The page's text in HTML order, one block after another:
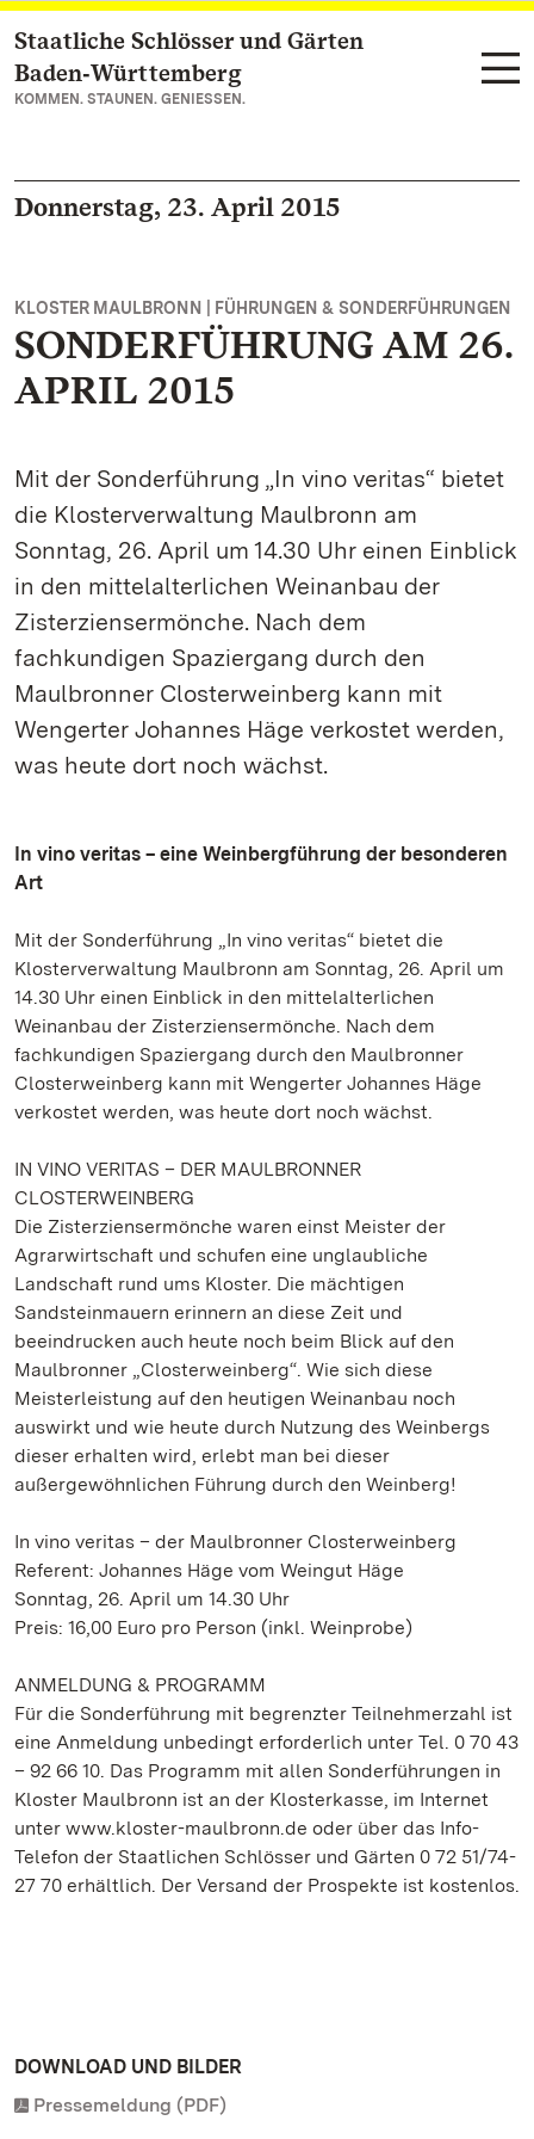
Zum Hauptinhalt springen
Staatliche Schlösser und Gärten
Baden‑Württemberg
KOMMEN. STAUNEN. GENIESSEN.
Donnerstag, 23. April 2015
KLOSTER MAULBRONN | FÜHRUNGEN & SONDERFÜHRUNGEN
SONDERFÜHRUNG AM 26.
APRIL 2015
Mit der Sonderführung „In vino veritas“ bietet
die Klosterverwaltung Maulbronn am
Sonntag, 26. April um 14.30 Uhr einen Einblick
in den mittelalterlichen Weinanbau der
Zisterziensermönche. Nach dem
fachkundigen Spaziergang durch den
Maulbronner Closterweinberg kann mit
Wengerter Johannes Häge verkostet werden,
was heute dort noch wächst.
In vino veritas – eine Weinbergführung der besonderen
Art
Mit der Sonderführung „In vino veritas“ bietet die
Klosterverwaltung Maulbronn am Sonntag, 26. April um
14.30 Uhr einen Einblick in den mittelalterlichen
Weinanbau der Zisterziensermönche. Nach dem
fachkundigen Spaziergang durch den Maulbronner
Closterweinberg kann mit Wengerter Johannes Häge
verkostet werden, was heute dort noch wächst.
IN VINO VERITAS – DER MAULBRONNER
CLOSTERWEINBERG
Die Zisterziensermönche waren einst Meister der
Agrarwirtschaft und schufen eine unglaubliche
Landschaft rund ums Kloster. Die mächtigen
Sandsteinmauern erinnern an diese Zeit und
beeindrucken auch heute noch beim Blick auf den
Maulbronner „Closterweinberg“. Wie sich diese
Meisterleistung auf den heutigen Weinanbau noch
auswirkt und wie heute durch Nutzung des Weinbergs
dieser erhalten wird, erlebt man bei dieser
außergewöhnlichen Führung durch den Weinberg!
In vino veritas – der Maulbronner Closterweinberg
Referent: Johannes Häge vom Weingut Häge
Sonntag, 26. April um 14.30 Uhr
Preis: 16,00 Euro pro Person (inkl. Weinprobe)
ANMELDUNG & PROGRAMM
Für die Sonderführung mit begrenzter Teilnehmerzahl ist
eine Anmeldung unbedingt erforderlich unter Tel. 0 70 43
– 92 66 10. Das Programm mit allen Sonderführungen in
Kloster Maulbronn ist an der Klosterkasse, im Internet
unter www.kloster-maulbronn.de oder über das Info-
Telefon der Staatlichen Schlösser und Gärten 0 72 51/74-
27 70 erhältlich. Der Versand der Prospekte ist kostenlos.
DOWNLOAD UND BILDER
Pressemeldung (PDF)